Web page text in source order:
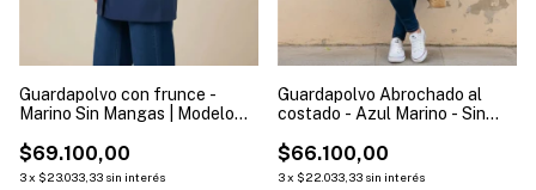
Guardapolvo con frunce -
Marino Sin Mangas | Modelo
$69.100,00
3x $23.033,33 sin interés
Guardapolvo Abrochado al
costado - Azul Marino - Sin
$66.100,00
3x $22.033,33 sin interés